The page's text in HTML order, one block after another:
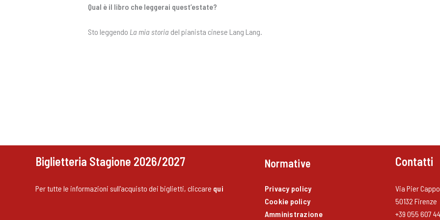
Qual è il libro che leggerai quest’estate?
Sto leggendo La mia storia del pianista cinese Lang Lang.
Biglietteria Stagione 2026/2027
Per tutte le informazioni sull'acquisto dei biglietti, cliccare qui
Normative
Privacy policy
Cookie policy
Amministrazione
Contatti
Via Pier
50132 Firenze
+39 055 607